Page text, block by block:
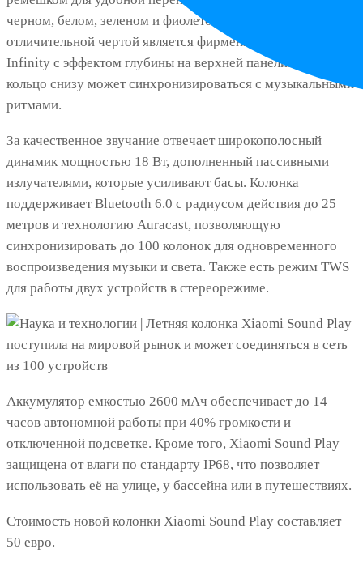
черном, белом, зеленом и фиолетовом вариантах. Её
отличительной чертой является фирменная подсветка
Infinity с эффектом глубины на верхней панели. RGB-
кольцо снизу может синхронизироваться с музыкальными
ритмами.
За качественное звучание отвечает широкополосный
динамик мощностью 18 Вт, дополненный пассивными
излучателями, которые усиливают басы. Колонка
поддерживает Bluetooth 6.0 с радиусом действия до 25
метров и технологию Auracast, позволяющую
синхронизировать до 100 колонок для одновременного
воспроизведения музыки и света. Также есть режим TWS
для работы двух устройств в стереорежиме.
Аккумулятор емкостью 2600 мАч обеспечивает до 14
часов автономной работы при 40% громкости и
отключенной подсветке. Кроме того, Xiaomi Sound Play
защищена от влаги по стандарту IP68, что позволяет
использовать её на улице, у бассейна или в путешествиях.
Стоимость новой колонки Xiaomi Sound Play составляет
50 евро.